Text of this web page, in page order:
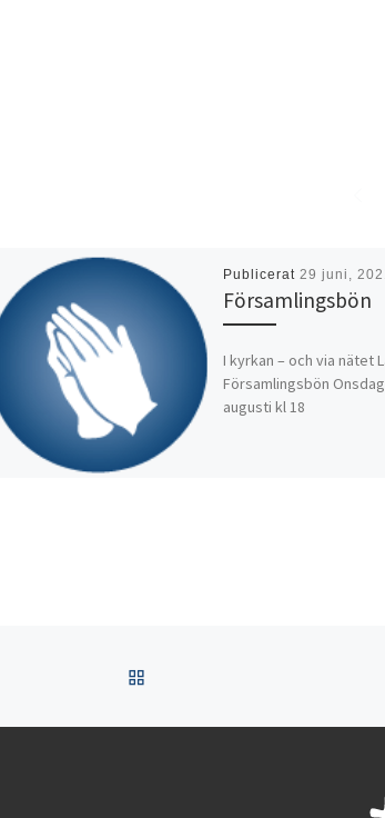
Publicerat 29 juni,
Församlingsbön
I kyrkan – och via nätet
Församlingsbön
augusti kl 18